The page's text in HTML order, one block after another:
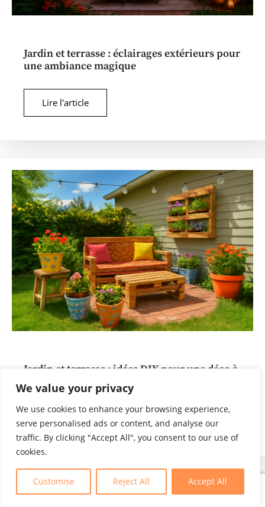
We value your privacy
We use cookies to enhance your browsing experience,
serve personalised ads or content, and analyse our
traffic. By clicking "Accept All", you consent to our use of
cookies.
Customise Reject All Accept All
Jardin et terrasse : éclairages extérieurs pour
une ambiance magique
Lire l'article
Jardin et terrasse : idées DIY pour une déco à
petit budget
Lire l'article